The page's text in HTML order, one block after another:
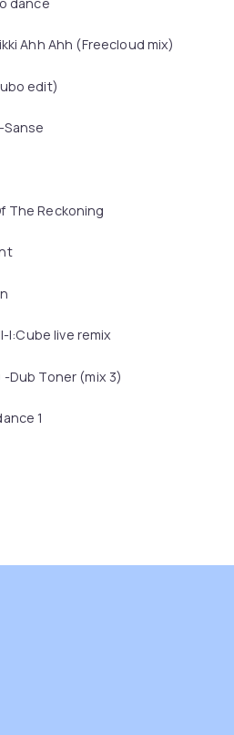
Ahh Ahh (Freecloud mix)
edit)
The Reckoning
I:Cube live remix
Dub Toner (mix 3)
1